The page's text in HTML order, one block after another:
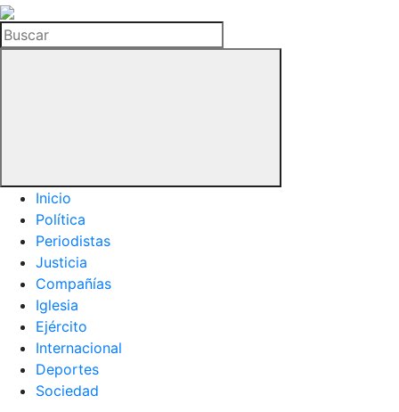
La
Hemeroteca
del
Buscar
Inicio
Política
Periodistas
Justicia
Compañías
Iglesia
Ejército
Internacional
Deportes
Sociedad